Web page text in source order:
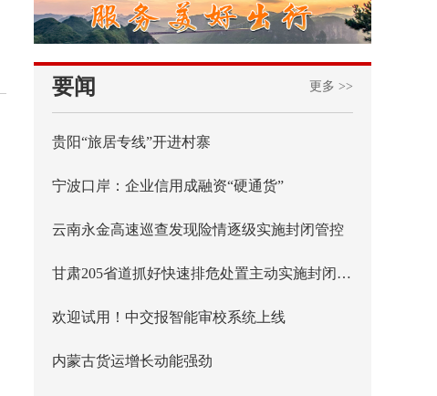
要闻 更多 >>
贵阳“旅居专线”开进村寨
宁波口岸：企业信用成融资“硬通货”
云南永金高速巡查发现险情逐级实施封闭管控
甘肃205省道抓好快速排危处置主动实施封闭管控
欢迎试用！中交报智能审校系统上线
内蒙古货运增长动能强劲